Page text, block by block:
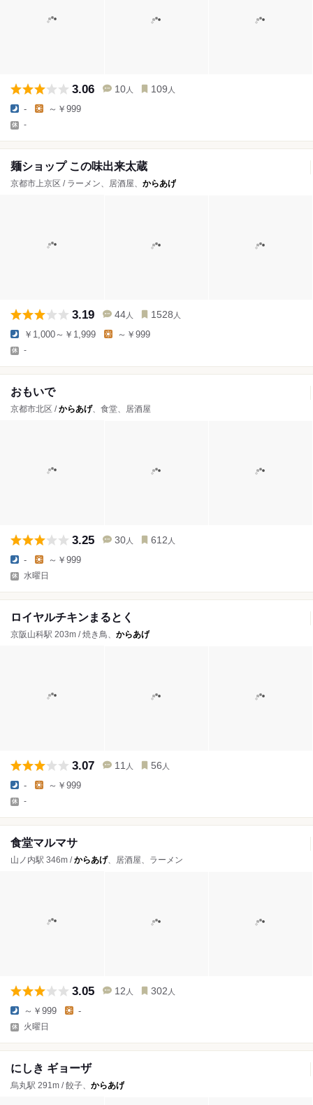
3.06 10 人 109 人
- ～￥999
-
麺ショップ この味出来太蔵
京都市上京区 / ラーメン、居酒屋、 からあげ
3.19 44 人 1528 人
￥1,000～￥1,999 ～￥999
-
おもいで
京都市北区 /からあげ、食堂、居酒屋
3.25 30 人 612 人
- ～￥999
水曜日
ロイヤルチキンまるとく
京阪山科駅 203m / 焼き鳥、 からあげ
3.07 11 人 56 人
- ～￥999
-
食堂マルマサ
山ノ内駅 346m /からあげ、居酒屋、ラーメン
3.05 12 人 302 人
～￥999 -
火曜日
にしき ギョーザ
烏丸駅 291m / 餃子、 からあげ